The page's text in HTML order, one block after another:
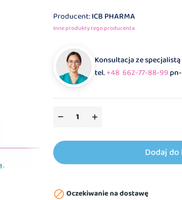
Producent:ICB PHARMA
Inne produkty tego producenta
Konsultacja ze
tel.+48 662-77-88-99
Dodaj do
 Oczekiwanie na dostawę